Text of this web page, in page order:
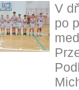
V
po